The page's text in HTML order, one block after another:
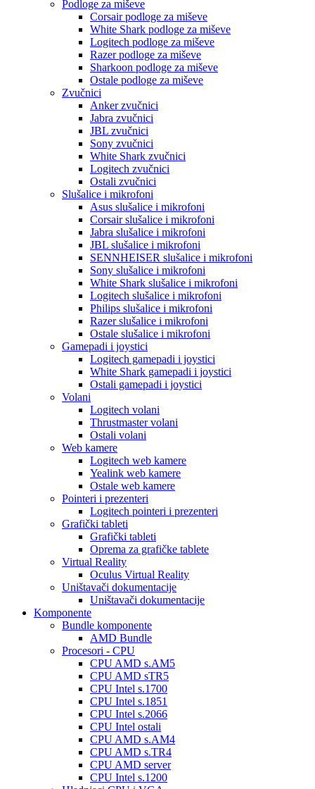
Podloge za miševe
Corsair podloge za miševe
White Shark podloge za miševe
Logitech podloge za miševe
Razer podloge za miševe
Sharkoon podloge za miševe
Ostale podloge za miševe
Zvučnici
Anker zvučnici
Jabra zvučnici
JBL zvučnici
Sony zvučnici
White Shark zvučnici
Logitech zvučnici
Ostali zvučnici
Slušalice i mikrofoni
Asus slušalice i mikrofoni
Corsair slušalice i mikrofoni
Jabra slušalice i mikrofoni
JBL slušalice i mikrofoni
SENNHEISER slušalice i mikrofoni
Sony slušalice i mikrofoni
White Shark slušalice i mikrofoni
Logitech slušalice i mikrofoni
Philips slušalice i mikrofoni
Razer slušalice i mikrofoni
Ostale slušalice i mikrofoni
Gamepadi i joystici
Logitech gamepadi i joystici
White Shark gamepadi i joystici
Ostali gamepadi i joystici
Volani
Logitech volani
Thrustmaster volani
Ostali volani
Web kamere
Logitech web kamere
Yealink web kamere
Ostale web kamere
Pointeri i prezenteri
Logitech pointeri i prezenteri
Grafički tableti
Grafički tableti
Oprema za grafičke tablete
Virtual Reality
Oculus Virtual Reality
Uništavači dokumentacije
Uništavači dokumentacije
Komponente
Bundle komponente
AMD Bundle
Procesori - CPU
CPU AMD s.AM5
CPU AMD sTR5
CPU Intel s.1700
CPU Intel s.1851
CPU Intel s.2066
CPU Intel ostali
CPU AMD s.AM4
CPU AMD s.TR4
CPU AMD server
CPU Intel s.1200